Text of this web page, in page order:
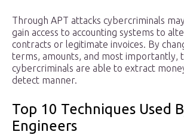
Through APT attacks cybercriminals
gain access to accounting systems to
contracts or legitimate invoices. By
terms, amounts, and most importantly,
cybercriminals are able to extract
detect manner.
Top 10 Techniques Used
Engineers